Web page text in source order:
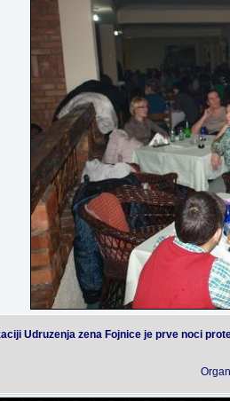
Udruzenja zena Fojnice je prve noci